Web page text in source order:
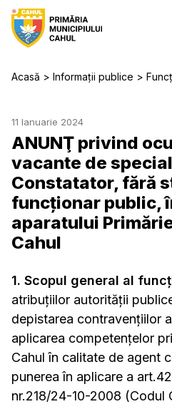
Acasă Informații publice
11 Ianuarie 2024
ANUNŢ privind
vacante de
Constatator, fără
funcționar public,
aparatului
Cahul
1. Scopul general al
atribuţiilor autorităţii
depistarea contravenţiilor
aplicarea competenţelor
Cahul în calitate de agent
punerea în aplicare a
nr.218/24-10-2008 (Codul